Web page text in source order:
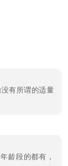
有所谓的适量
龄段的都有，